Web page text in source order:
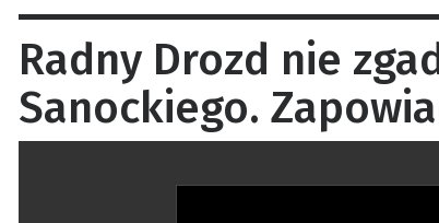
Radny Drozd nie
Sanockiego.